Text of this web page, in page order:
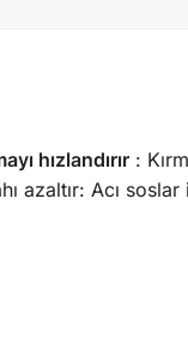
hızlandırır:
azaltır: Acı